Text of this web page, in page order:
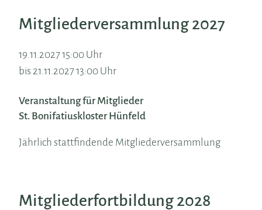
Mitgliederversammlung 2027
19.11.2027 15:00 Uhr
bis 21.11.2027 13:00 Uhr
Veranstaltung für Mitglieder
St. Bonifatiuskloster Hünfeld
Jährlich stattfindende Mitgliederversammlung
Mitgliederfortbildung 2028